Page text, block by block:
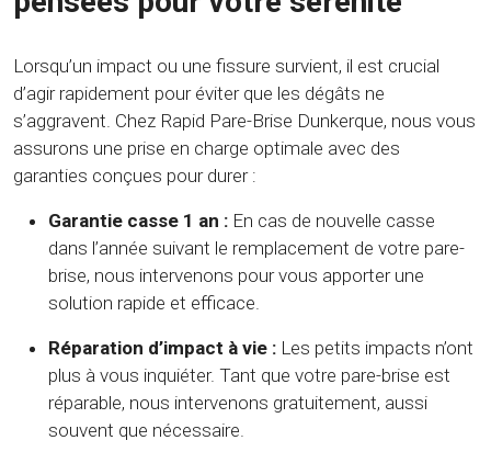
Lorsqu’un impact ou une fissure survient, il est crucial
d’agir rapidement pour éviter que les dégâts ne
s’aggravent. Chez Rapid Pare-Brise Dunkerque, nous vous
assurons une prise en charge optimale avec des
garanties conçues pour durer :
Garantie casse 1 an : En cas de nouvelle casse
dans l’année suivant le remplacement de votre pare-
brise, nous intervenons pour vous apporter une
solution rapide et efficace.
Réparation d’impact à vie : Les petits impacts n’ont
plus à vous inquiéter. Tant que votre pare-brise est
réparable, nous intervenons gratuitement, aussi
souvent que nécessaire.